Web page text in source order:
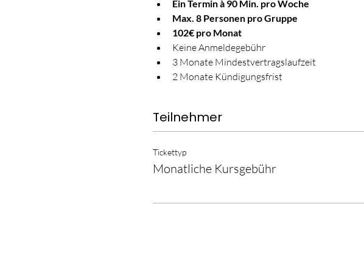
Ein Termin à 90 Min. pro Woche
Max. 8 Personen pro Gruppe
102€ pro Monat
Keine Anmeldegebühr
3 Monate Mindestvertragslaufzeit
2 Monate Kündigungsfrist
Teilnehmer
Tickettyp
Monatliche Kursgebühr